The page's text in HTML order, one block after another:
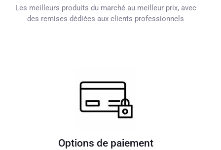
Les meilleurs produits du marché au meilleur prix, avec
des remises dédiées aux clients professionnels
Options de paiement